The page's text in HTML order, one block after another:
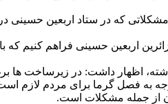
که در ستاد اربعین حسینی
اربعین حسینی فراهم کنیم که
اظهار داشت: در زیرساخت‌ ها
به فصل گرما برای مردم لازم
از جمله مشکلات است.